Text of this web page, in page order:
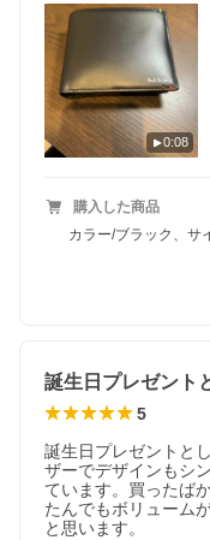
0:08
購入した商品
カラー/ブラック、サ
5
誕生日プレゼントと
ザーでデザインもシ
ています。買ったば
たんでもボリューム
と思います。